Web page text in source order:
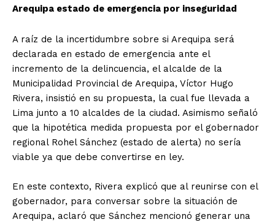
Arequipa estado de emergencia por inseguridad
A raíz de la incertidumbre sobre si Arequipa será
declarada en estado de emergencia ante el
incremento de la delincuencia, el alcalde de la
Municipalidad Provincial de Arequipa, Víctor Hugo
Rivera, insistió en su propuesta, la cual fue llevada a
Lima junto a 10 alcaldes de la ciudad. Asimismo señaló
que la hipotética medida propuesta por el gobernador
regional Rohel Sánchez (estado de alerta) no sería
viable ya que debe convertirse en ley.
En este contexto, Rivera explicó que al reunirse con el
gobernador, para conversar sobre la situación de
Arequipa, aclaró que Sánchez mencionó generar una